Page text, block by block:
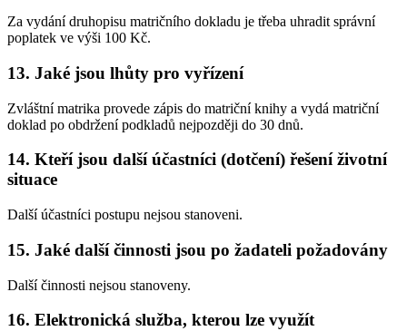
Za vydání druhopisu matričního dokladu je třeba uhradit správní
poplatek ve výši 100 Kč.
13. Jaké jsou lhůty pro vyřízení
Zvláštní matrika provede zápis do matriční knihy a vydá matriční
doklad po obdržení podkladů nejpozději do 30 dnů.
14. Kteří jsou další účastníci (dotčení) řešení životní
situace
Další účastníci postupu nejsou stanoveni.
15. Jaké další činnosti jsou po žadateli požadovány
Další činnosti nejsou stanoveny.
16. Elektronická služba, kterou lze využít